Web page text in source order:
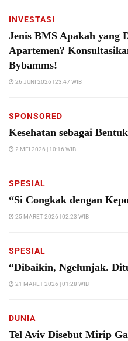
INVESTASI
Jenis BMS Apakah yang
Apartemen?
Bybamms!
26 JUNI 2026 | 23:47 WIB
SPONSORED
Kesehatan sebagai
2 MEI 2026 | 10:16 WIB
SPESIAL
“Si Congkak dengan
25 MARET 2026 | 02:23 WIB
SPESIAL
“Dibaikin, Ngelunjak.
21 MARET 2026 | 01:28 WIB
DUNIA
Tel Aviv Disebut Mirip